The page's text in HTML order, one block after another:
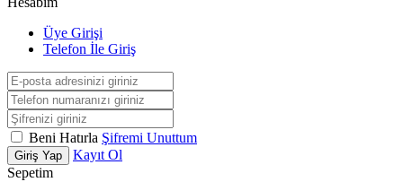
Üye Girişi
Telefon İle Giriş
Beni Hatırla Şifremi Unuttum
Giriş Yap
Kayıt Ol
Sepetim